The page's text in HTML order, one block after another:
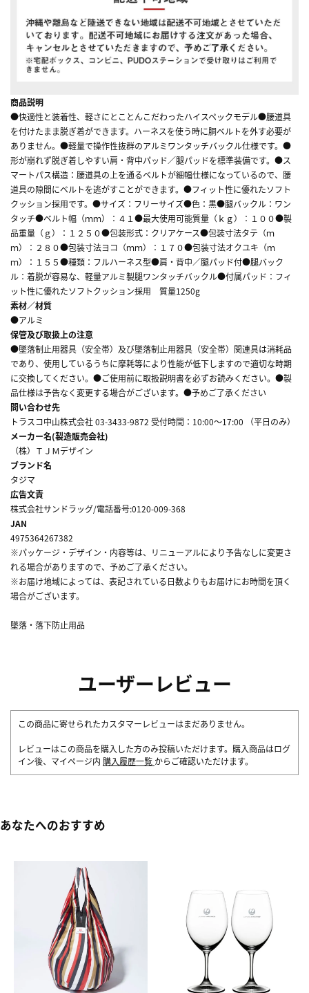
商品説明
●快適性と装着性、軽さにとことんこだわったハイスペックモデル●腰道具
を付けたまま脱ぎ着ができます。ハーネスを使う時に胴ベルトを外す必要が
ありません。●軽量で操作性抜群のアルミワンタッチバックル仕様です。●
形が崩れず脱ぎ着しやすい肩・背中パッド／腿パッドを標準装備です。●ス
マートパス構造：腰道具の上を通るベルトが細幅仕様になっているので、腰
道具の隙間にベルトを逃がすことができます。●フィット性に優れたソフト
クッション採用です。●サイズ：フリーサイズ●色：黒●腿バックル：ワン
タッチ●ベルト幅（ｍｍ）：４１●最大使用可能質量（ｋｇ）：１００●製
品重量（ｇ）：１２５０●包装形式：クリアケース●包装寸法タテ（ｍ
ｍ）：２８０●包装寸法ヨコ（ｍｍ）：１７０●包装寸法オクユキ（ｍ
ｍ）：１５５●種類：フルハーネス型●肩・背中／腿パッド付●腿バック
ル：着脱が容易な、軽量アルミ製腿ワンタッチバックル●付属パッド：フィ
ット性に優れたソフトクッション採用 質量1250g
素材／材質
●アルミ
保管及び取扱上の注意
●墜落制止用器具（安全帯）及び墜落制止用器具（安全帯）関連具は消耗品
であり、使用しているうちに摩耗等により性能が低下しますので適切な時期
に交換してください。●ご使用前に取扱説明書を必ずお読みください。●製
品仕様は予告なく変更する場合がございます。●予めご了承ください
問い合わせ先
トラスコ中山株式会社 03-3433-9872 受付時間：10:00～17:00 （平日のみ）
メーカー名(製造販売会社)
（株）ＴＪＭデザイン
ブランド名
タジマ
広告文責
株式会社サンドラッグ/電話番号:0120-009-368
JAN
4975364267382
※パッケージ・デザイン・内容等は、リニューアルにより予告なしに変更さ
れる場合がありますので、予めご了承ください。
※お届け地域によっては、表記されている日数よりもお届けにお時間を頂く
場合がございます。
墜落・落下防止用品
ユーザーレビュー
この商品に寄せられたカスタマーレビューはまだありません。
レビューはこの商品を購入した方のみ投稿いただけます。購入商品はログ
イン後、マイページ内 購入履歴一覧 からご確認いただけます。
あなたへのおすすめ